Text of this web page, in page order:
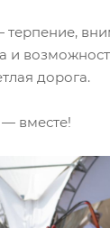
терпение,
и
дорога.
вместе!